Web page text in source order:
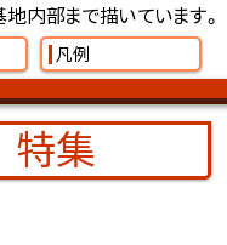
内部まで描いています。
凡例
特集